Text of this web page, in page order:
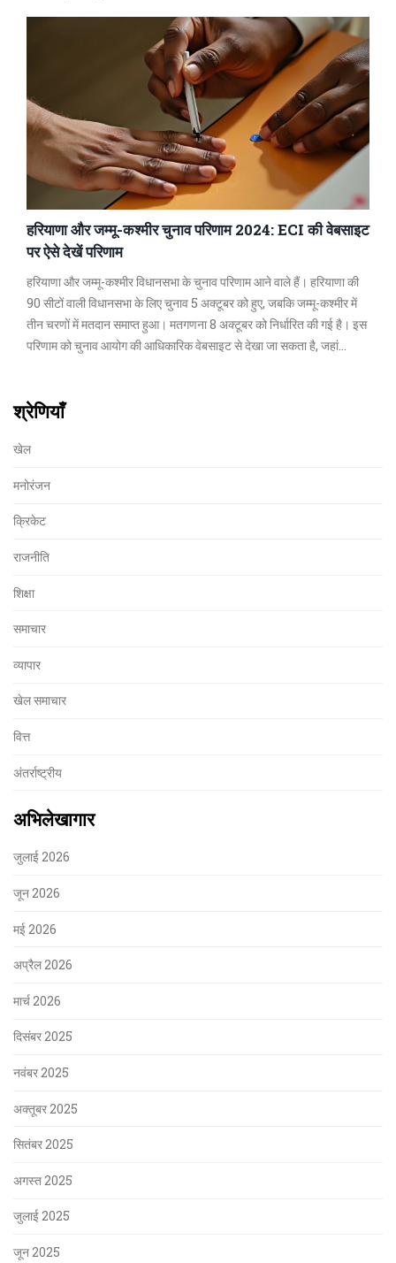
हरियाणा और जम्मू-कश्मीर चुनाव परिणाम 2024: ECI की वेबसाइट
पर ऐसे देखें परिणाम
हरियाणा और जम्मू-कश्मीर विधानसभा के चुनाव परिणाम आने वाले हैं। हरियाणा की
90 सीटों वाली विधानसभा के लिए चुनाव 5 अक्टूबर को हुए, जबकि जम्मू-कश्मीर में
तीन चरणों में मतदान समाप्त हुआ। मतगणना 8 अक्टूबर को निर्धारित की गई है। इस
परिणाम को चुनाव आयोग की आधिकारिक वेबसाइट से देखा जा सकता है, जहां
श्रेणियाँ
खेल
मनोरंजन
क्रिकेट
राजनीति
शिक्षा
समाचार
व्यापार
खेल समाचार
वित्त
अंतर्राष्ट्रीय
अभिलेखागार
जुलाई 2026
जून 2026
मई 2026
अप्रैल 2026
मार्च 2026
दिसंबर 2025
नवंबर 2025
अक्तूबर 2025
सितंबर 2025
अगस्त 2025
जुलाई 2025
जून 2025